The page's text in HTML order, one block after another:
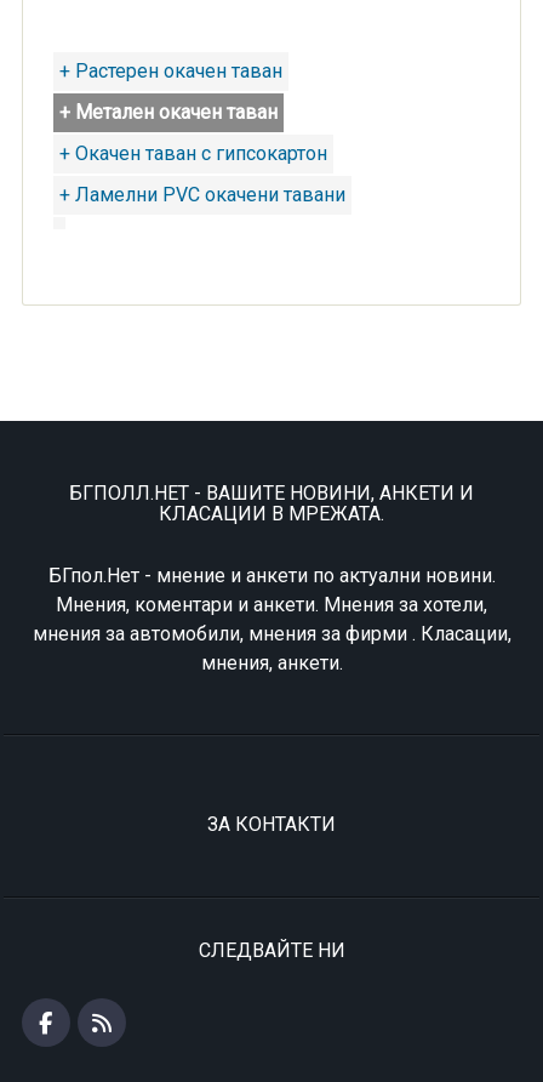
+ Растерен окачен таван
+ Метален окачен таван
+ Окачен таван с гипсокартон
+ Ламелни PVC окачени тавани
БГПОЛЛ.НЕТ - ВАШИТЕ НОВИНИ, АНКЕТИ И
КЛАСАЦИИ В МРЕЖАТА.
БГпол.Нет - мнение и анкети по актуални новини.
Мнения, коментари и анкети. Мнения за хотели,
мнения за автомобили, мнения за фирми . Класации,
мнения, анкети.
ЗА КОНТАКТИ
СЛЕДВАЙТЕ НИ